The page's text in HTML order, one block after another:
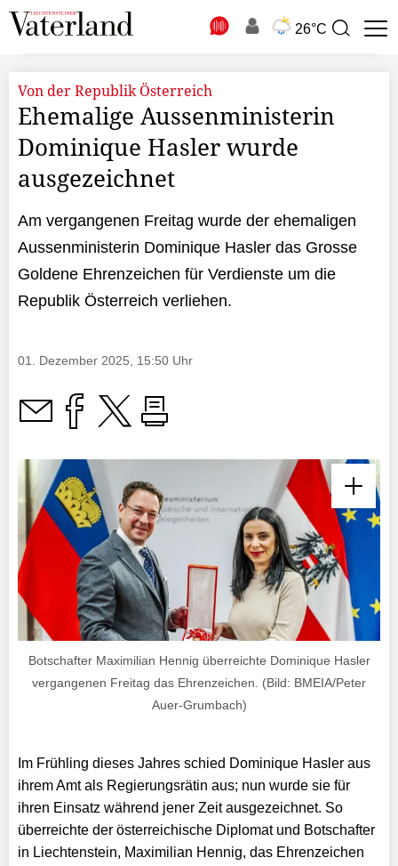
26°C
Suchbegriff
Von der Republik Österreich
Ehemalige Aussenministerin
Dominique Hasler wurde
ausgezeichnet
Am vergangenen Freitag wurde der ehemaligen
Aussenministerin Dominique Hasler das Grosse
Goldene Ehrenzeichen für Verdienste um die
Republik Österreich verliehen.
01. Dezember 2025, 15:50 Uhr
Botschafter Maximilian Hennig überreichte Dominique Hasler
vergangenen Freitag das Ehrenzeichen. (Bild: BMEIA/Peter
Auer-Grumbach)
Im Frühling dieses Jahres schied Dominique Hasler aus
ihrem Amt als Regierungsrätin aus; nun wurde sie für
ihren Einsatz während jener Zeit ausgezeichnet. So
überreichte der österreichische Diplomat und Botschafter
in Liechtenstein, Maximilian Hennig, das Ehrenzeichen